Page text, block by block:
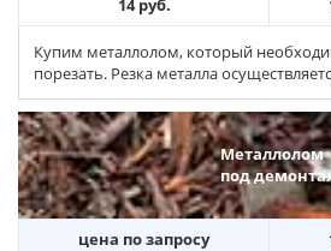
14 руб.
Купим металлолом, который
порезать. Резка металла
Металлолом
под
цена по запросу